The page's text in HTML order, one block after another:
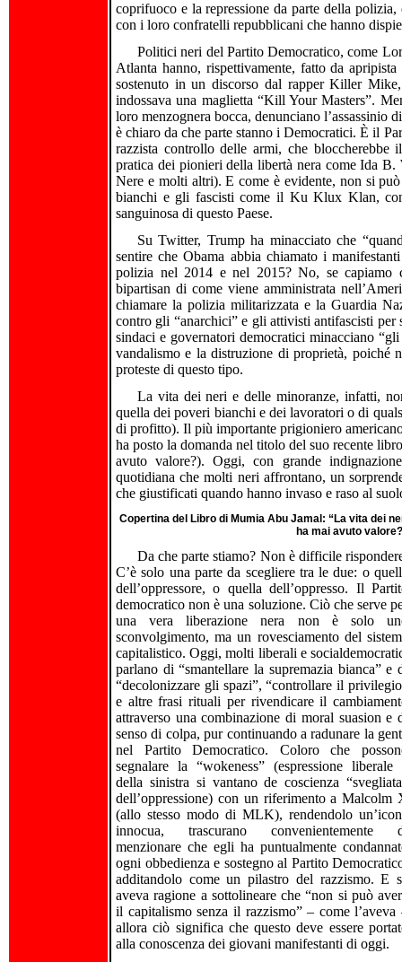
coprifuoco e la repressione da parte della
con i loro confratelli repubblicani che hanno
Politici neri del Partito Democratico, come
Atlanta hanno, rispettivamente, fatto da
sostenuto in un discorso dal rapper Killer
indossava una maglietta “Kill Your Masters”.
loro menzognera bocca, denunciano
è chiaro da che parte stanno i Democratici. È il
razzista controllo delle armi, che
pratica dei pionieri della libertà nera come Ida
Nere e molti altri). E come è evidente, non si
bianchi e gli fascisti come il Ku Klux Klan,
sanguinosa di questo Paese.
Su Twitter, Trump ha minacciato che
sentire che Obama abbia chiamato i
polizia nel 2014 e nel 2015? No, se capiamo
bipartisan di come viene amministrata
chiamare la polizia militarizzata e la Guardia
contro gli “anarchici” e gli attivisti antifascisti per
sindaci e governatori democratici minacciano
vandalismo e la distruzione di proprietà, poiché
proteste di questo tipo.
La vita dei neri e delle minoranze, infatti,
quella dei poveri bianchi e dei lavoratori o di
di profitto). Il più importante prigioniero
ha posto la domanda nel titolo del suo recente
avuto valore?). Oggi, con grande
quotidiana che molti neri affrontano, un
che giustificati quando hanno invaso e raso al
Copertina del Libro di Mumia Abu Jamal: “La vita dei
ha mai avuto
Da che parte stiamo? Non è difficile
C’è solo una parte da scegliere tra le due: o
dell’oppressore, o quella dell’oppresso. Il
democratico non è una soluzione. Ciò che serve
una vera liberazione nera non è solo
sconvolgimento, ma un rovesciamento del
capitalistico. Oggi, molti liberali e
parlano di “smantellare la supremazia bianca” e
“decolonizzare gli spazi”, “controllare il
e altre frasi rituali per rivendicare il
attraverso una combinazione di moral suasion e
senso di colpa, pur continuando a radunare la
nel Partito Democratico. Coloro che
segnalare la “wokeness” (espressione liberale
della sinistra si vantano de coscienza
dell’oppressione) con un riferimento a Malcolm
(allo stesso modo di MLK), rendendolo
innocua, trascurano convenientemente
menzionare che egli ha puntualmente
ogni obbedienza e sostegno al Partito
additandolo come un pilastro del razzismo. E
aveva ragione a sottolineare che “non si può
il capitalismo senza il razzismo” – come l’aveva
allora ciò significa che questo deve essere
alla conoscenza dei giovani manifestanti di oggi.